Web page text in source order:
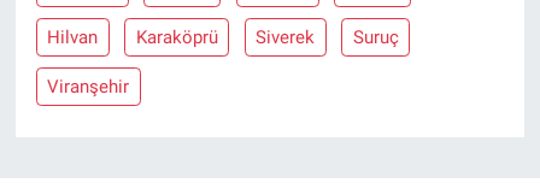
Hilvan Karaköprü Siverek Suruç
Viranşehir